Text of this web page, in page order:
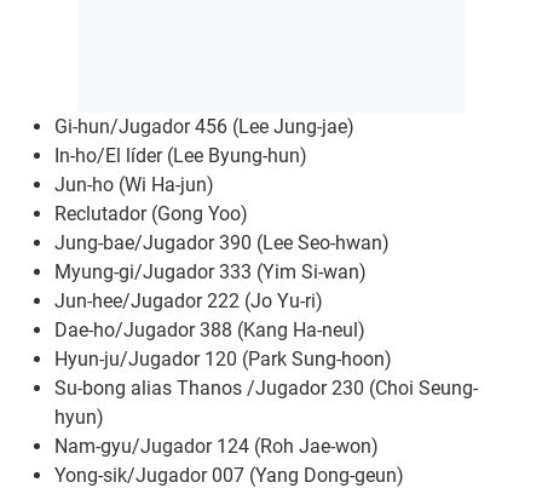
Gi-hun/Jugador 456 (Lee Jung-jae)
In-ho/El líder (Lee Byung-hun)
Jun-ho (Wi Ha-jun)
Reclutador (Gong Yoo)
Jung-bae/Jugador 390 (Lee Seo-hwan)
Myung-gi/Jugador 333 (Yim Si-wan)
Jun-hee/Jugador 222 (Jo Yu-ri)
Dae-ho/Jugador 388 (Kang Ha-neul)
Hyun-ju/Jugador 120 (Park Sung-hoon)
Su-bong alias Thanos /Jugador 230 (Choi Seung-
hyun)
Nam-gyu/Jugador 124 (Roh Jae-won)
Yong-sik/Jugador 007 (Yang Dong-geun)